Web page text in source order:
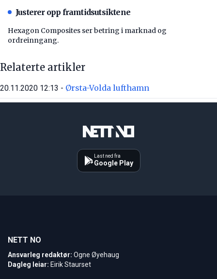
Justerer opp framtidsutsiktene
Hexagon Composites ser betring i marknad og
ordreinngang.
Relaterte artikler
20.11.2020 12:13 - Ørsta-Volda lufthamn
Last ned fra
Google Play
NETT NO
Ansvarleg redaktør: Ogne Øyehaug
Dagleg leiar: Eirik Staurset